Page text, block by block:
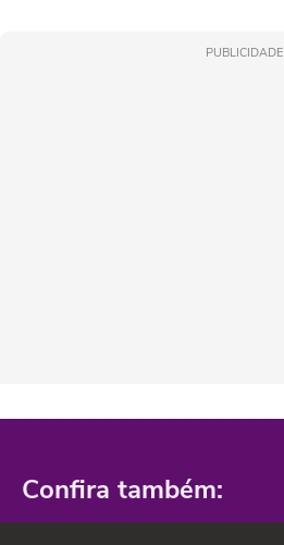
PUBLICIDADE
Confira também: